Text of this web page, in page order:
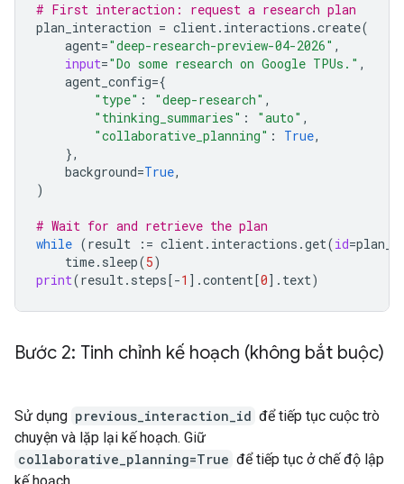
# First interaction: request a research plan
plan_interaction = client. interactions .create(
agent="deep-research-preview-04-2026" ,
input="Do some research on Google TPUs." ,
agent_config={
"type" : "deep-research" ,
"thinking_summaries" : "auto" ,
"collaborative_planning" : True,
},
background=True,
)
# Wait for and retrieve the plan
while (result := client. interactions .get(id=
time. sleep(5)
print(result. steps[-1 ] .content[0] . text)
Bước 2: Tinh chỉnh kế hoạch (không bắt buộc)
Sử dụng previous_interaction_id để tiếp tục cuộc trò
chuyện và lặp lại kế hoạch. Giữ
collaborative_planning=True để tiếp tục ở chế độ lập